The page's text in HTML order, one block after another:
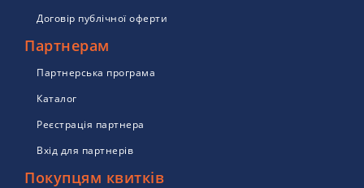
Договір публічної оферти
Партнерам
Партнерська програма
Каталог
Реєстрація партнера
Вхід для партнерів
Покупцям квитків